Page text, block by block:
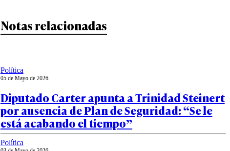
Notas relacionadas
Política
05 de Mayo de 2026
Diputado Carter apunta a Trinidad Steinert
por ausencia de Plan de Seguridad: “Se le
está acabando el tiempo”
Política